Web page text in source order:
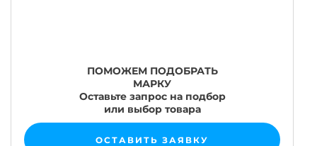
ПОМОЖЕМ ПОДОБРАТЬ
МАРКУ
Оставьте запрос на подбор
или выбор товара
ОСТАВИТЬ ЗАЯВКУ